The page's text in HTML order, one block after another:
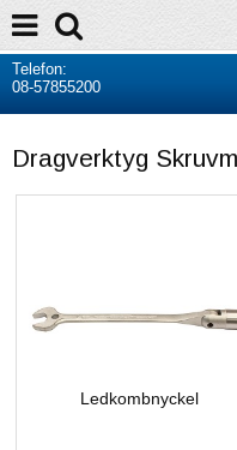
Telefon:
08-57855200
Dragverktyg
Ledkombnyckel